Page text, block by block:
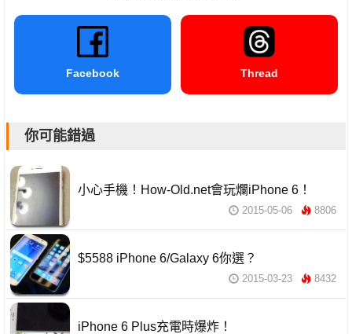
Facebook Thread
你可能錯過
小心手機！How-Old.net會玩爛iPhone 6！
2015-05-06 8806
$5588 iPhone 6/Galaxy 6你選？
2015-03-23 8432
iPhone 6 Plus充電時爆炸！